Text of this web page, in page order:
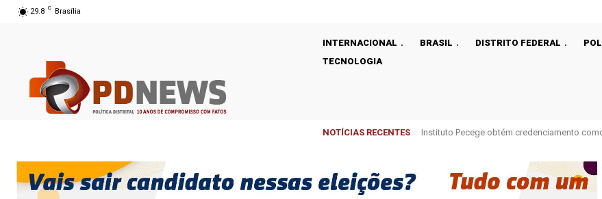
29.8 C Brasília
INTERNACIONAL BRASIL DISTRITO FEDERAL
TECNOLOGIA
NOTÍCIAS RECENTES Instituto Pecege obtém credenciamento